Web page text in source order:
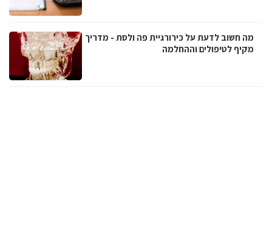
מה חשוב לדעת על כירורגיית פה ולסת - מדריך
מקיף לטיפולים וההחלמה